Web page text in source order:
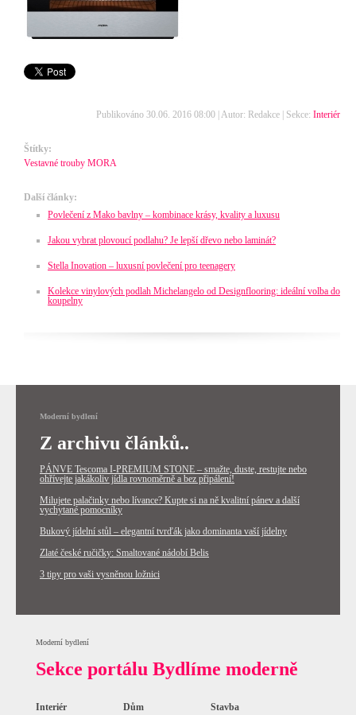
Publikováno 30.06. 2016 08:00 | Autor: Redakce | Sekce: Interiér
Štítky:
Vestavné trouby MORA
Další články:
Povlečení z Mako bavlny – kombinace krásy, kvality a luxusu
Jakou vybrat plovoucí podlahu? Je lepší dřevo nebo laminát?
Stella Inovation – luxusní povlečení pro teenagery
Kolekce vinylových podlah Michelangelo od Designflooring: ideální volba do
koupelny
Moderní bydlení
Z archivu článků..
PÁNVE Tescoma I-PREMIUM STONE – smažte, duste, restujte nebo
ohřívejte jakákoliv jídla rovnoměrně a bez připálení!
Milujete palačinky nebo lívance? Kupte si na ně kvalitní pánev a další
vychytané pomocníky
Bukový jídelní stůl – elegantní tvrďák jako dominanta vaší jídelny
Zlaté české ručičky: Smaltované nádobí Belis
3 tipy pro vaši vysněnou ložnici
Moderní bydlení
Sekce portálu Bydlíme moderně
Interiér
Dům
Stavba